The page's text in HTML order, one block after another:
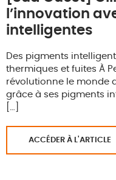
l’innovation
intelligentes
Des pigments
thermiques et fuites À
révolutionne le monde
grâce à ses pigments
[…]
ACCÉDER À L'ARTICLE